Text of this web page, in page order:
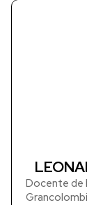
Docente de